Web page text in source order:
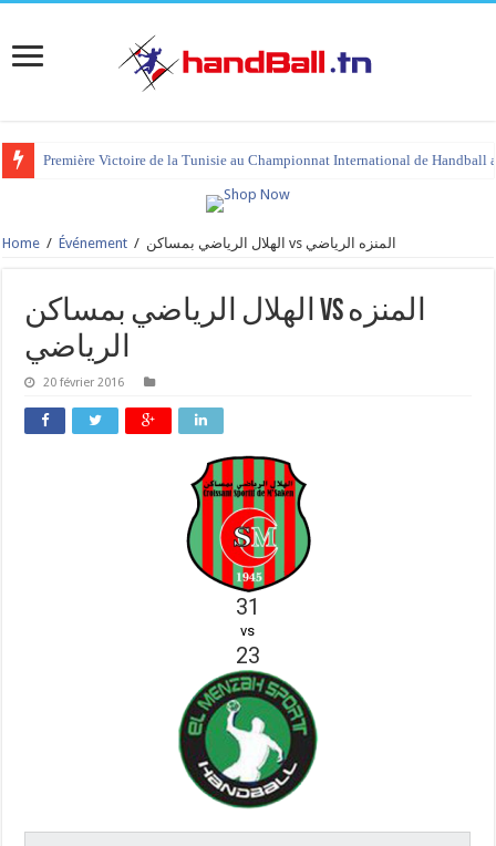
Première Victoire de la Tunisie au Championnat International de Handball
Home / Événement / الهلال الرياضي بمساكن vs المنزه الرياضي
الهلال الرياضي بمساكن vs المنزه
الرياضي
20 février 2016
31
vs
23